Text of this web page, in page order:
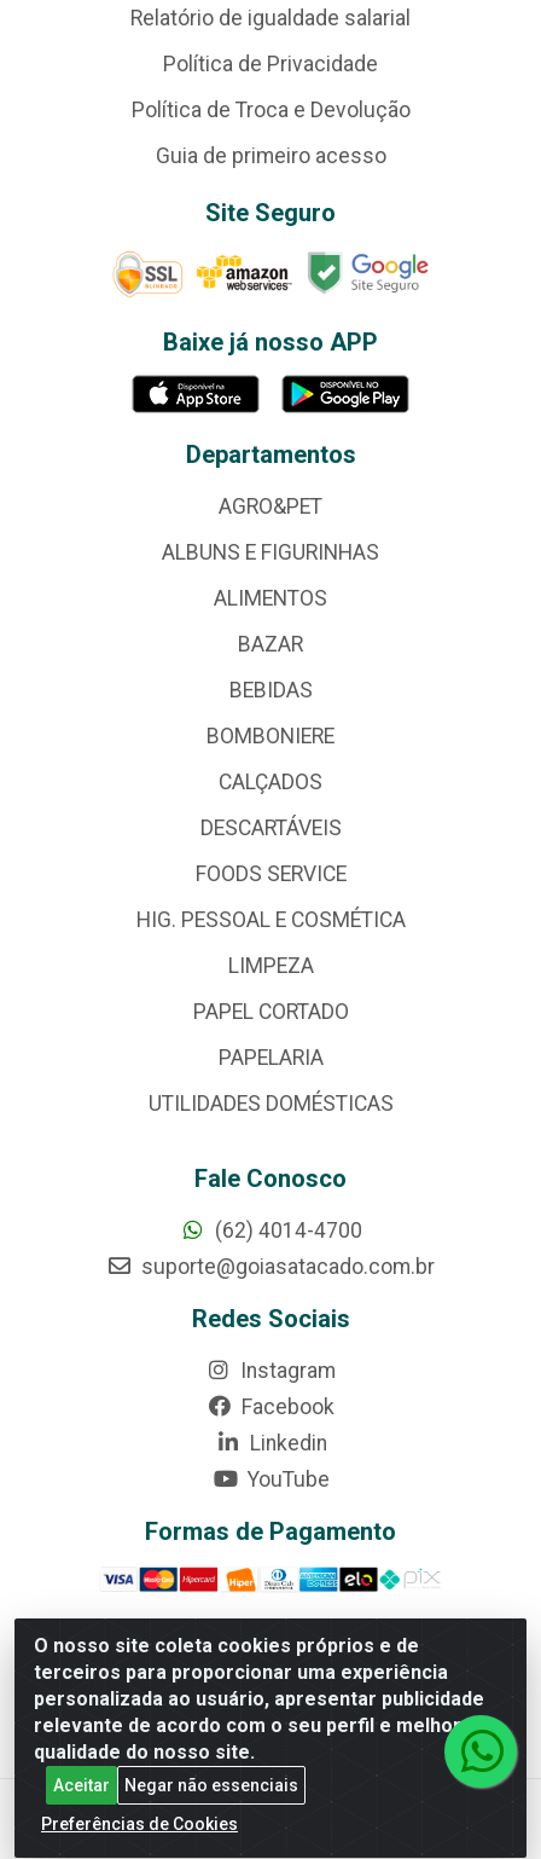
O nosso site coleta cookies próprios e de
terceiros para proporcionar uma experiência
personalizada ao usuário, apresentar publicidade
relevante de acordo com o seu perfil e melhorar a
qualidade do nosso site.
Aceitar
Negar não essenciais
Preferências de Cookies
Relatório de igualdade salarial
Política de Privacidade
Política de Troca e Devolução
Guia de primeiro acesso
Site Seguro
Baixe já nosso APP
Departamentos
AGRO&PET
ALBUNS E FIGURINHAS
ALIMENTOS
BAZAR
BEBIDAS
BOMBONIERE
CALÇADOS
DESCARTÁVEIS
FOODS SERVICE
HIG. PESSOAL E COSMÉTICA
LIMPEZA
PAPEL CORTADO
PAPELARIA
UTILIDADES DOMÉSTICAS
Fale Conosco
(62) 4014-4700
suporte@goiasatacado.com.br
Redes Sociais
Instagram
Facebook
Linkedin
YouTube
Formas de Pagamento
Rede Brasil - Avenida Universitária, nº 3860, Jardim das
Américas II Etapa - Anápolis/GO - CEP 75070-415 -
CNPJ 07.728.073/0002-24